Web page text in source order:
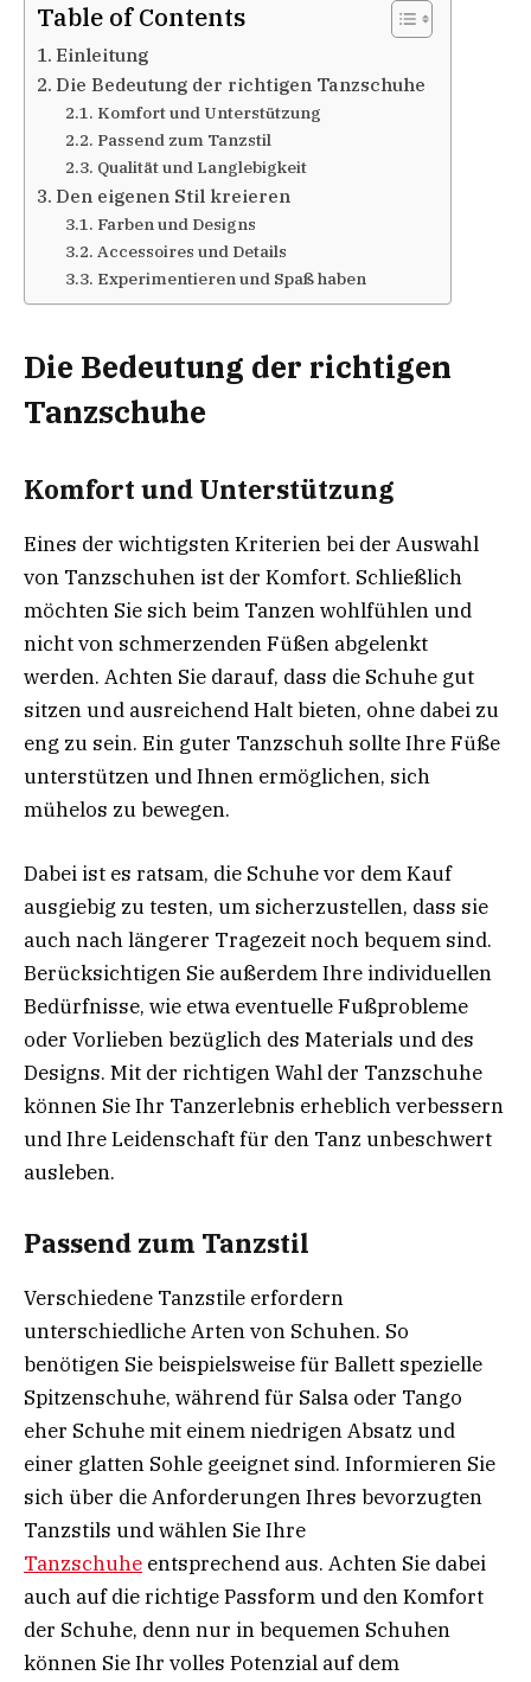
Table of Contents
Einleitung
Die Bedeutung der richtigen Tanzschuhe
Komfort und Unterstützung
Passend zum Tanzstil
Qualität und Langlebigkeit
Den eigenen Stil kreieren
Farben und Designs
Accessoires und Details
Experimentieren und Spaß haben
Die Bedeutung der richtigen
Tanzschuhe
Komfort und Unterstützung
Eines der wichtigsten Kriterien bei der Auswahl
von Tanzschuhen ist der Komfort. Schließlich
möchten Sie sich beim Tanzen wohlfühlen und
nicht von schmerzenden Füßen abgelenkt
werden. Achten Sie darauf, dass die Schuhe gut
sitzen und ausreichend Halt bieten, ohne dabei zu
eng zu sein. Ein guter Tanzschuh sollte Ihre Füße
unterstützen und Ihnen ermöglichen, sich
mühelos zu bewegen.
Dabei ist es ratsam, die Schuhe vor dem Kauf
ausgiebig zu testen, um sicherzustellen, dass sie
auch nach längerer Tragezeit noch bequem sind.
Berücksichtigen Sie außerdem Ihre individuellen
Bedürfnisse, wie etwa eventuelle Fußprobleme
oder Vorlieben bezüglich des Materials und des
Designs. Mit der richtigen Wahl der Tanzschuhe
können Sie Ihr Tanzerlebnis erheblich verbessern
und Ihre Leidenschaft für den Tanz unbeschwert
ausleben.
Passend zum Tanzstil
Verschiedene Tanzstile erfordern
unterschiedliche Arten von Schuhen. So
benötigen Sie beispielsweise für Ballett spezielle
Spitzenschuhe, während für Salsa oder Tango
eher Schuhe mit einem niedrigen Absatz und
einer glatten Sohle geeignet sind. Informieren Sie
sich über die Anforderungen Ihres bevorzugten
Tanzstils und wählen Sie Ihre
Tanzschuhe entsprechend aus. Achten Sie dabei
auch auf die richtige Passform und den Komfort
der Schuhe, denn nur in bequemen Schuhen
können Sie Ihr volles Potenzial auf dem